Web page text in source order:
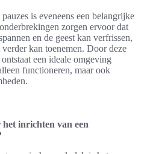
is eveneens een belangrijke
zorgen ervoor dat
en de geest kan verfrissen,
kan toenemen. Door deze
een ideale omgeving
functioneren, maar ook
inrichten van een